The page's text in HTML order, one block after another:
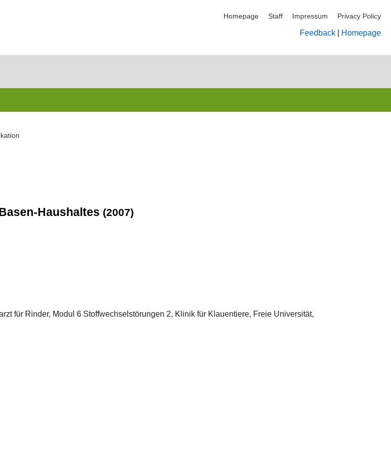
Homepage Staff Impressum Privacy Policy
Feedback Homepage
Haushaltes (2007)
für Rinder, Modul 6 Stoffwechselstörungen 2, Klinik für Klauentiere, Freie Universität,